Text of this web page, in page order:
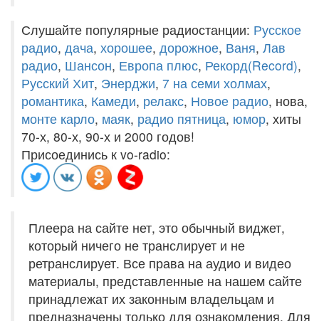
Слушайте популярные радиостанции: Русское
радио, дача, хорошее, дорожное, Ваня, Лав
радио, Шансон, Европа плюс, Рекорд(Record),
Русский Хит, Энерджи, 7 на семи холмах,
романтика, Камеди, релакс, Новое радио, нова,
монте карло, маяк, радио пятница, юмор, хиты
70-х, 80-х, 90-х и 2000 годов!
Присоединись к vo-radio:
Плеера на сайте нет, это обычный виджет,
который ничего не транслирует и не
ретранслирует. Все права на аудио и видео
материалы, представленные на нашем сайте
принадлежат их законным владельцам и
предназначены только для ознакомления. Для